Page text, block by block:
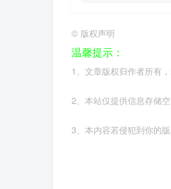
© 版权声明
温馨提示：
1、文章版权归作者所有，
2、本站仅提供信息存储
3、本内容若侵犯到你的